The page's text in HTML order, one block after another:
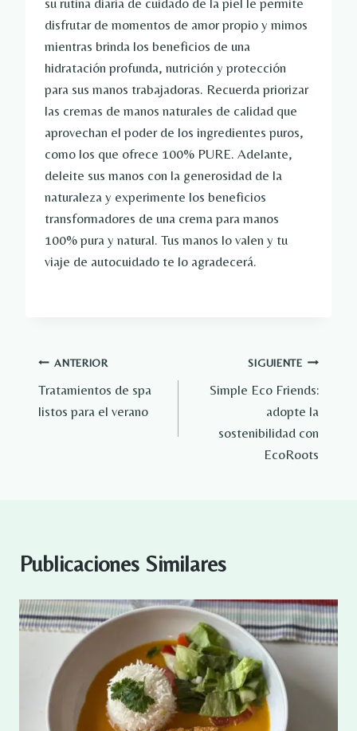
su rutina diaria de cuidado de la piel le permite
disfrutar de momentos de amor propio y mimos
mientras brinda los beneficios de una
hidratación profunda, nutrición y protección
para sus manos trabajadoras. Recuerda priorizar
las cremas de manos naturales de calidad que
aprovechan el poder de los ingredientes puros,
como los que ofrece 100% PURE. Adelante,
deleite sus manos con la generosidad de la
naturaleza y experimente los beneficios
transformadores de una crema para manos
100% pura y natural. Tus manos lo valen y tu
viaje de autocuidado te lo agradecerá.
Navegación
de
ANTERIOR
Tratamientos de spa
listos para el verano
SIGUIENTE
Simple Eco Friends:
adopte la
sostenibilidad con
EcoRoots
Publicaciones Similares